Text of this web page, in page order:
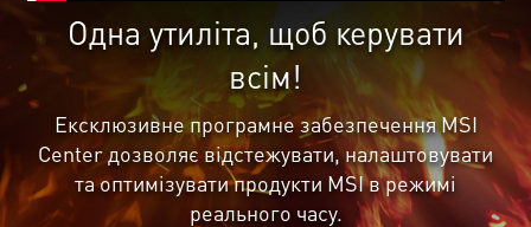
Одна утиліта, щоб керувати
всім!
Ексклюзивне програмне забезпечення MSI
Center дозволяє відстежувати, налаштовувати
та оптимізувати продукти MSI в режимі
реального часу.